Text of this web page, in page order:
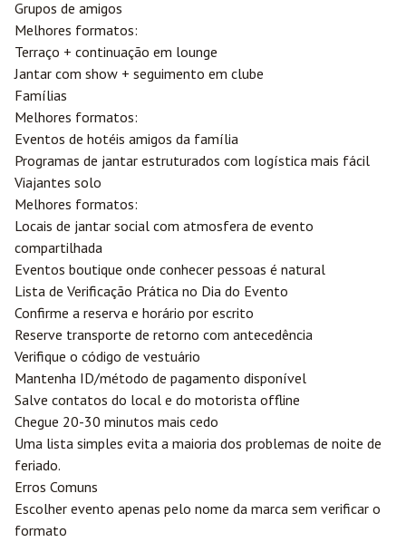
Grupos de amigos
Melhores formatos:
Terraço + continuação em lounge
Jantar com show + seguimento em clube
Famílias
Melhores formatos:
Eventos de hotéis amigos da família
Programas de jantar estruturados com logística mais fácil
Viajantes solo
Melhores formatos:
Locais de jantar social com atmosfera de evento
compartilhada
Eventos boutique onde conhecer pessoas é natural
Lista de Verificação Prática no Dia do Evento
Confirme a reserva e horário por escrito
Reserve transporte de retorno com antecedência
Verifique o código de vestuário
Mantenha ID/método de pagamento disponível
Salve contatos do local e do motorista offline
Chegue 20-30 minutos mais cedo
Uma lista simples evita a maioria dos problemas de noite de
feriado.
Erros Comuns
Escolher evento apenas pelo nome da marca sem verificar o
formato